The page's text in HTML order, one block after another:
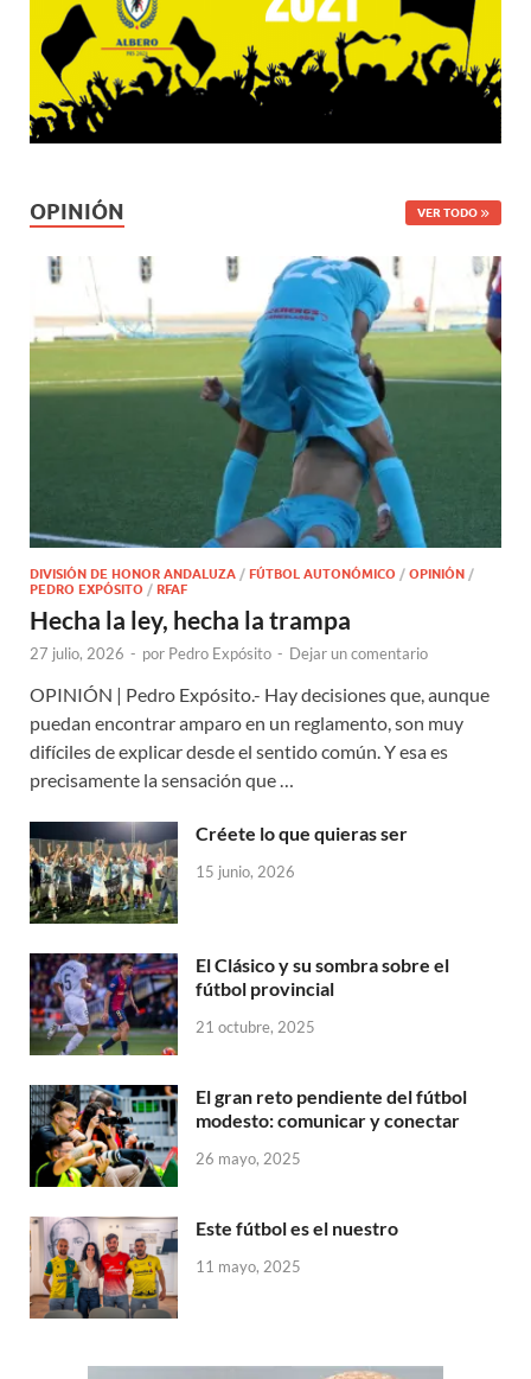
OPINIÓN VER TODO
DIVISIÓN DE HONOR ANDALUZA / FÚTBOL AUTONÓMICO / OPINIÓN /
PEDRO EXPÓSITO / RFAF
Hecha la ley, hecha la trampa
27 julio, 2026 - por Pedro Expósito - Dejar un comentario
OPINIÓN | Pedro Expósito.- Hay decisiones que, aunque
puedan encontrar amparo en un reglamento, son muy
difíciles de explicar desde el sentido común. Y esa es
precisamente la sensación que …
Créete lo que quieras ser
15 junio, 2026
El Clásico y su sombra sobre el
fútbol provincial
21 octubre, 2025
El gran reto pendiente del fútbol
modesto: comunicar y conectar
26 mayo, 2025
Este fútbol es el nuestro
11 mayo, 2025